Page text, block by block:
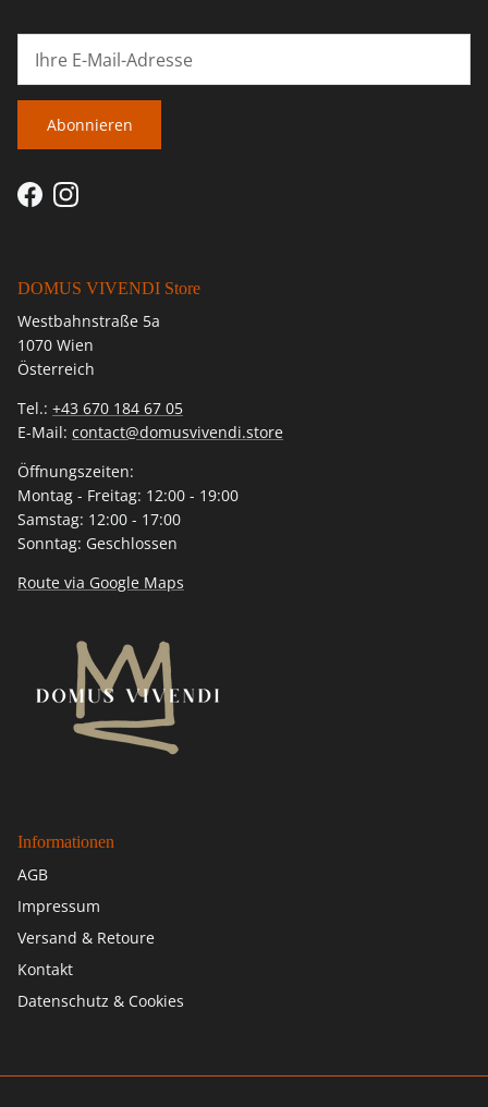
Abonnieren
FacebookInstagram
DOMUS VIVENDI Store
Westbahnstraße 5a
1070 Wien
Österreich
Tel.: +43 670 184 67 05
E-Mail: contact@domusvivendi.store
Öffnungszeiten:
Montag - Freitag: 12:00 - 19:00
Samstag: 12:00 - 17:00
Sonntag: Geschlossen
Route via Google Maps
Informationen
AGB
Impressum
Versand & Retoure
Kontakt
Datenschutz & Cookies